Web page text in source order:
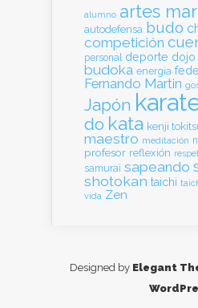
alumno artes
autodefensa budo
competición
personal
deporte dojo
budoka energia
Fernando Martin
Japón
do kata kenji
maestro meditación
profesor reflexión
samurai sapeando
shotokan taichi
vida Zen
Designed by Elegant